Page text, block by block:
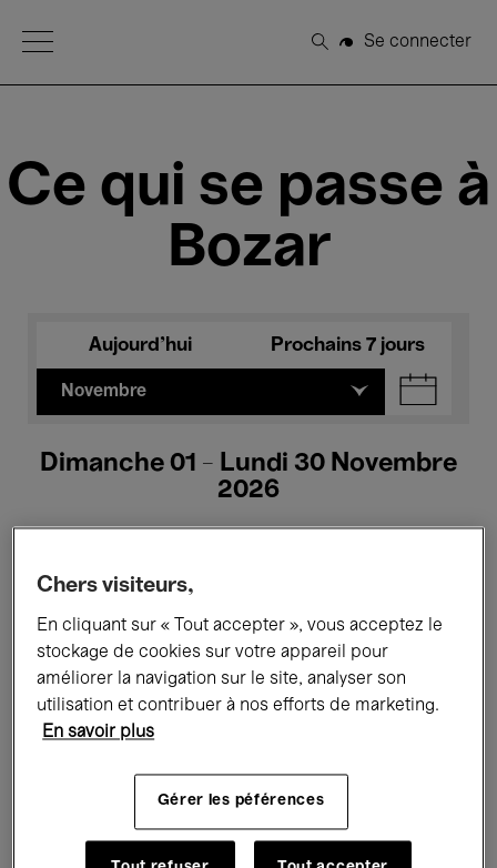
Open Menu
Rechercher
Se connecter
Ce qui se passe à
Bozar
Aujourd'hui Prochains 7 jours
Novembre
Dimanche 01 - Lundi 30 Novembre
2026
Tous les événements Concerts
Expositions Films Performances
Rencontres & Débats
Musique classique Global Music
Musique électronique
Chers visiteurs,
En cliquant sur « Tout accepter », vous acceptez le
stockage de cookies sur votre appareil pour
améliorer la navigation sur le site, analyser son
utilisation et contribuer à nos efforts de marketing.
En savoir plus
Gérer les péférences